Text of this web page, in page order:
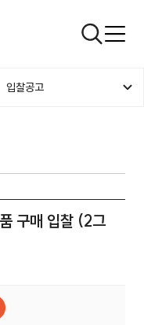
검색창
입찰공고
구매 입찰 (2그